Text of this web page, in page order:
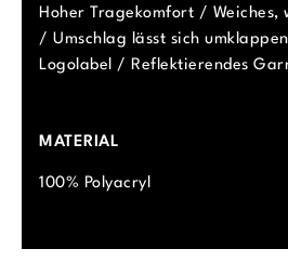
Hoher Tragekomfort / Weiches,
/ Umschlag lässt sich
Logolabel / Reflektierendes
MATERIAL
100% Polyacryl